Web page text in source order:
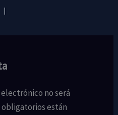
no será
obligatorios están